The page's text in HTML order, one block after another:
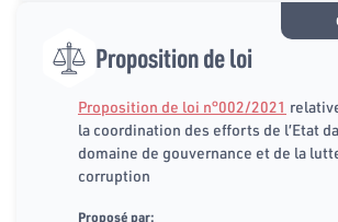
Proposition de loi
Proposition de loi n°002/2021
la coordination des efforts de l’Etat
domaine de gouvernance et de la
corruption
Proposé par: